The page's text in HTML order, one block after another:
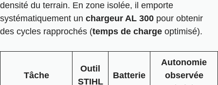
densité du terrain. En zone isolée, il emporte
systématiquement un chargeur AL 300 pour obtenir
des cycles rapprochés (temps de charge optimisé).
Tâche
Outil
STIHL
Batterie
Autonomie
observée